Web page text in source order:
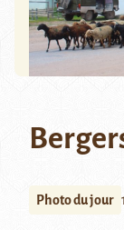
Photo du jour